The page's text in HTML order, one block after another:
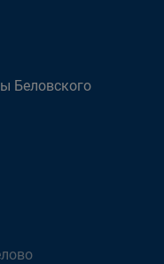
Беловского